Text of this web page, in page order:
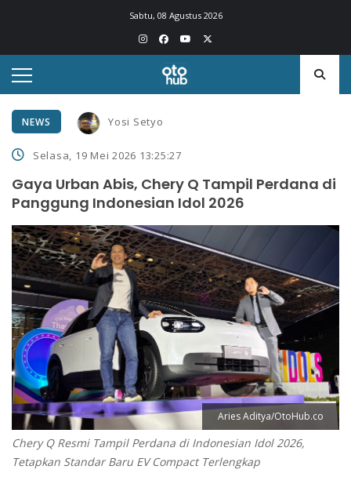
Sabtu, 08 Agustus 2026
NEWS Yosi Setyo
Selasa, 19 Mei 2026 13:25:27
Gaya Urban Abis, Chery Q Tampil Perdana di
Panggung Indonesian Idol 2026
Aries Aditya/OtoHub.co
Chery Q Resmi Tampil Perdana di Indonesian Idol 2026,
Tetapkan Standar Baru EV Compact Terlengkap